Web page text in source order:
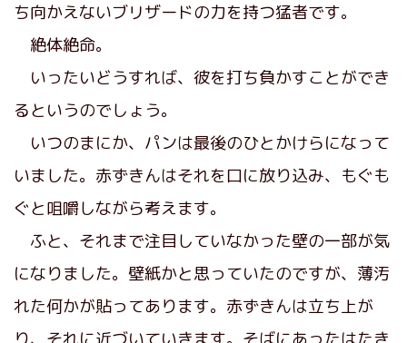
ち向かえないブリザードの力を持つ猛者です。
絶体絶命。
いったいどうすれば、彼を打ち負かすことができ
るというのでしょう。
いつのまにか、パンは最後のひとかけらになって
いました。赤ずきんはそれを口に放り込み、もぐも
ぐと咀嚼しながら考えます。
ふと、それまで注目していなかった壁の一部が気
になりました。壁紙かと思っていたのですが、薄汚
れた何かが貼ってあります。赤ずきんは立ち上が